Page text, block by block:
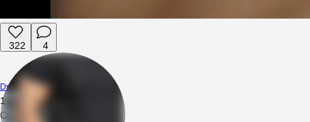
322 4
Dyskretny1305
1.07.2026 08:57
Chętnie dołączę